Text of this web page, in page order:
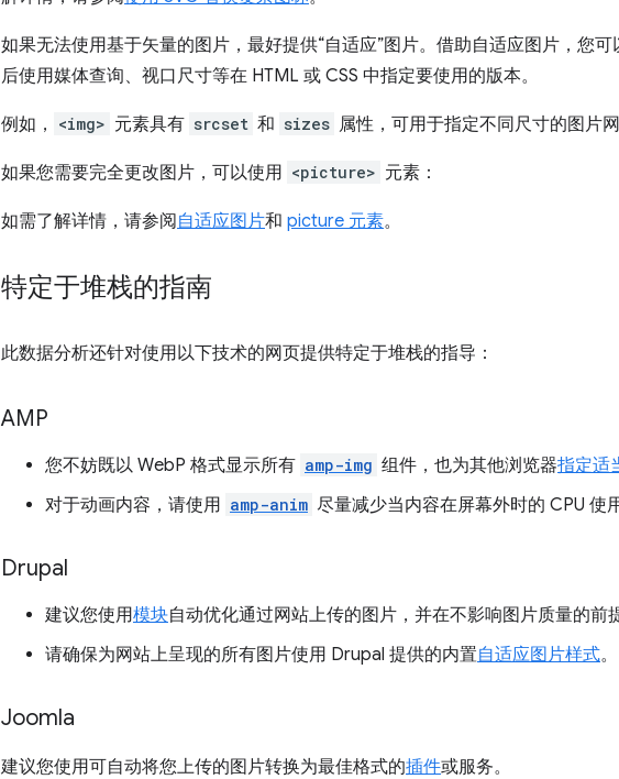
如果无法使用基于矢量的图片，最好提供“自适应”图片。借助自适应图片，您
后使用媒体查询、视口尺寸等在 HTML 或 CSS 中指定要使用的版本。
例如， <img> 元素具有 srcset 和 sizes 属性，可用于指定不同尺寸的图片
如果您需要完全更改图片，可以使用 <picture> 元素：
如需了解详情，请参阅自适应图片和 picture 元素。
特定于堆栈的指南
此数据分析还针对使用以下技术的网页提供特定于堆栈的指导：
AMP
您不妨既以 WebP 格式显示所有 amp-img 组件，也为其他浏览器指定适
对于动画内容，请使用 amp-anim 尽量减少当内容在屏幕外时的 CPU 使
Drupal
建议您使用模块自动优化通过网站上传的图片，并在不影响图片质量的前
请确保为网站上呈现的所有图片使用 Drupal 提供的内置自适应图片样式。
Joomla
建议您使用可自动将您上传的图片转换为最佳格式的插件或服务。